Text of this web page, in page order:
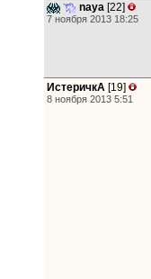
naya [22]
7 ноября 2013 18:25
ИстеричкА [19]
8 ноября 2013 5:51